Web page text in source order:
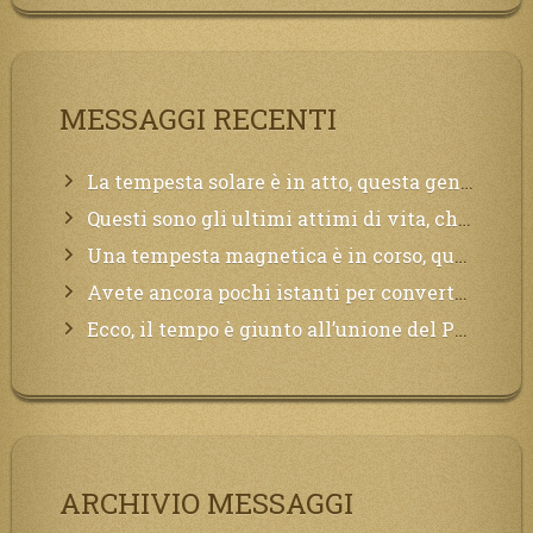
MESSAGGI RECENTI
La tempesta solare è in atto, questa generazione soffrirà molto, la Terra arderà, l’acqua sarà contaminata, il cibo non sarà più nelle vostre mense.
Questi sono gli ultimi attimi di vita, chi si vuole salvare Mi chiami in suo aiuto.
Una tempesta magnetica è in corso, questa generazione patirà. Il black out non tarderà ad arrivare e tutta la Terra sarà oscurata.
Avete ancora pochi istanti per convertirvi, non perdete tempo, la sciagura arriverà all’improvviso e per chi non si sarà preparato saranno dolori.
Ecco, il tempo è giunto all’unione del Padre con il figlio, non avete che da attendere pochissimo.
ARCHIVIO MESSAGGI